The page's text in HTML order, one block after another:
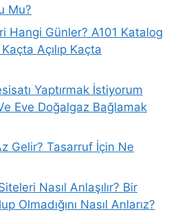
Mu?
Hangi Günler? A101 Katalog
Açılıp Kaçta
Yaptırmak İstiyorum
Eve Doğalgaz Bağlamak
Gelir? Tasarruf İçin Ne
Nasıl Anlaşılır? Bir
Olmadığını Nasıl Anlarız?